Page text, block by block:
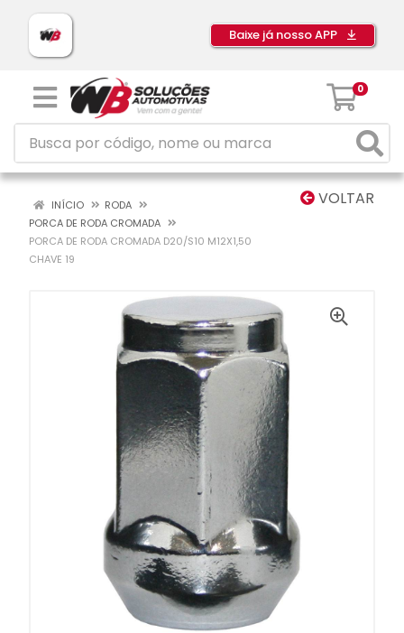
Baixe já nosso APP
0
VOLTAR
INÍCIO
RODA
PORCA DE RODA CROMADA
PORCA DE RODA CROMADA D20/S10 M12X1,50
CHAVE 19